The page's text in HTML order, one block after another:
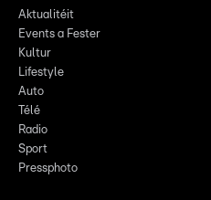
Aktualitéit
Events a Fester
Kultur
Lifestyle
Auto
Télé
Radio
Sport
Pressphoto